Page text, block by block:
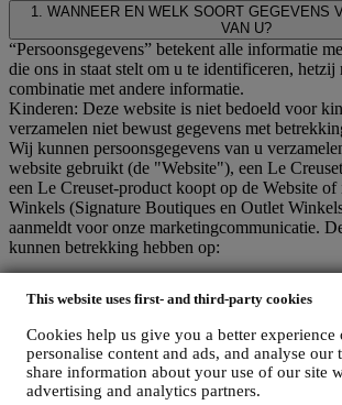
This website uses first- and third-party cookies
Cookies help us give you a better experience
personalise content and ads, and analyse our
share information about your use of our site
advertising and analytics partners.
1. WANNEER EN WELK SOORT GEGEVENS
VAN U?
“Persoonsgegevens” betekent alle informatie
die ons in staat stelt om u te identificeren, hetzij
combinatie met andere informatie.
Kinderen: Deze website is niet bedoeld voor
verzamelen niet bewust gegevens met
Wij kunnen persoonsgegevens van u
website gebruikt (de "Website"), een Le
een Le Creuset-product koopt op de Website
Winkels (Signature Boutiques en Outlet
aanmeldt voor onze marketingcommunicatie.
kunnen betrekking hebben op:
contactgegevens (adres,
of om u aan te melden voor onze
online of in onze winkels;
uw aankoopgegevens, bijvoorbeeld